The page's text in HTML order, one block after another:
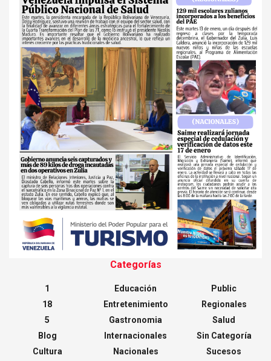
Categorías
1
18
5
Blog
Cultura
Educación
Entretenimiento
Gastronomia
Internacionales
Nacionales
Public
Regionales
Salud
Sin Categoría
Sucesos